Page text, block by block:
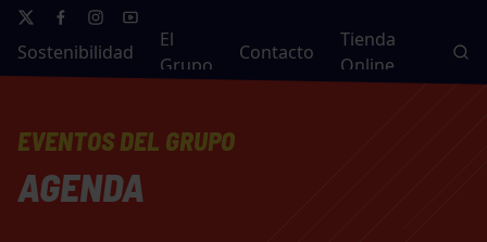
Sostenibilidad
El
Grupo
Contacto
Tienda
Online
EVENTOS DEL GRUPO
AGENDA